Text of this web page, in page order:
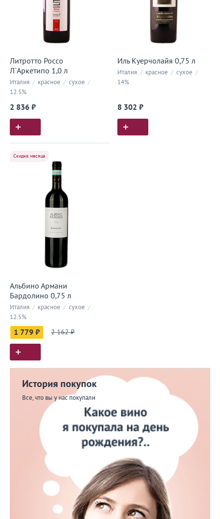
Литротто Россо
Л`Аркетипо 1,0 л
Италия / красное / сухое /
12.5%
2 836 ₽
Иль Куерчолайя 0,75 л
Италия / красное / сухое /
14%
8 302 ₽
Скидка месяца
Альбино Армани
Бардолино 0,75 л
Италия / красное / сухое /
12.5%
1 779 ₽ 2 162 ₽
История покупок
Все, что вы у нас покупали